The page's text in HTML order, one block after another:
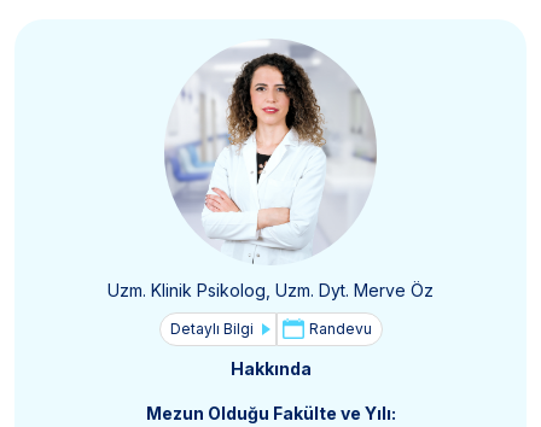
Uzm. Klinik Psikolog, Uzm. Dyt. Merve Öz
Detaylı Bilgi Randevu
Hakkında
Mezun Olduğu Fakülte ve Yılı: